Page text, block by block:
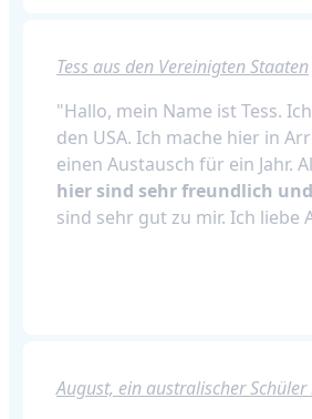
Tess aus den Vereinigten Staaten
"Hallo, mein Name ist Tess.
den USA. Ich mache hier in
einen Austausch für ein Jahr.
hier sind sehr freundlich
sind sehr gut zu mir. Ich liebe
August, ein australischer